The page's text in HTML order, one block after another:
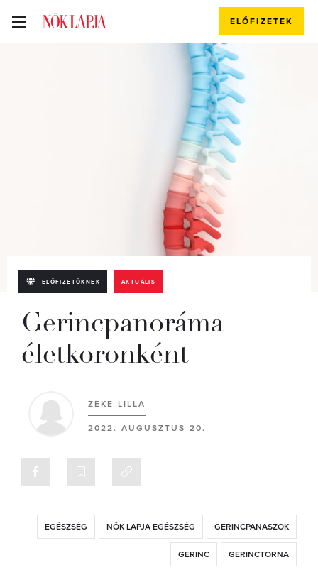
ELŐFIZETEK
ELŐFIZETŐKNEK AKTUÁLIS
Gerincpanoráma
életkoronként
ZEKE LILLA
2022. AUGUSZTUS 20.
EGÉSZSÉG NŐK LAPJA EGÉSZSÉG GERINCPANASZOK
GERINC GERINCTORNA